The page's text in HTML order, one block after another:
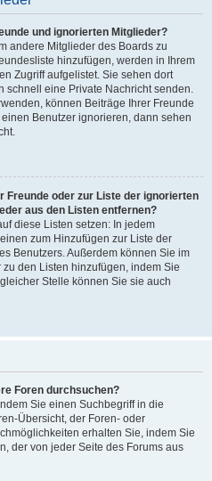
und ignorierten Mitglieder?
andere Mitglieder des Boards zu
hinzufügen, werden in Ihrem
Zugriff aufgelistet. Sie sehen dort
schnell eine Private Nachricht senden.
können Beiträge Ihrer Freunde
Benutzer ignorieren, dann sehen
Freunde oder zur Liste der ignorierten
aus den Listen entfernen?
diese Listen setzen: In jedem
zum Hinzufügen zur Liste der
Benutzers. Außerdem können Sie im
den Listen hinzufügen, indem Sie
Stelle können Sie sie auch
Foren durchsuchen?
Sie einen Suchbegriff in die
Übersicht, der Foren- oder
erhalten Sie, indem Sie
der von jeder Seite des Forums aus